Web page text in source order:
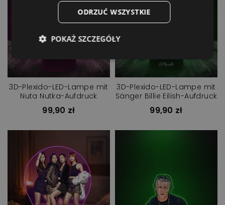
3D-Plexido-LED-Lampe mit
Nuta Nutka-Aufdruck
99,90 zł
3D-Plexido-LED-Lampe mit
Sänger Billie Eilish-Aufdruck
99,90 zł
ODRZUĆ WSZYSTKIE
POKAŻ SZCZEGÓŁY